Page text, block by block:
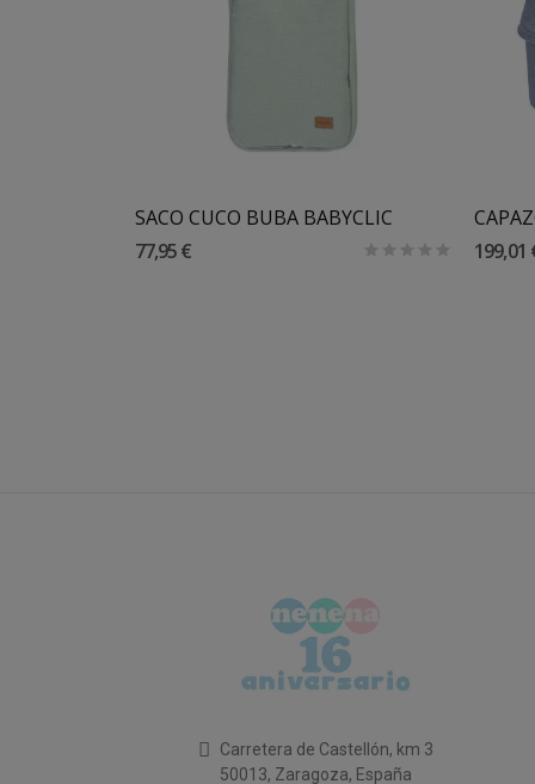
SACO CUCO BUBA BABYCLIC
77,95 €
199,01
Carretera de Castellón, km 3
50013, Zaragoza, España